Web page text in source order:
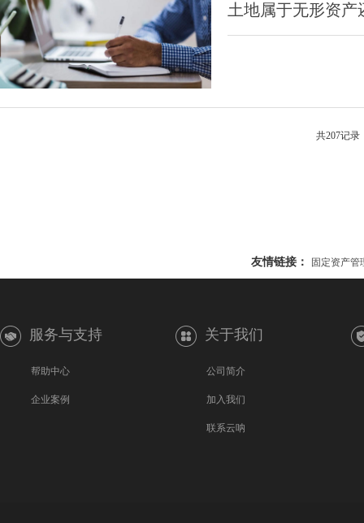
土地属于无形资
共207记录
友情链接： 固定资产管
服务与支持
帮助中心
企业案例
关于我们
公司简介
加入我们
联系云呐